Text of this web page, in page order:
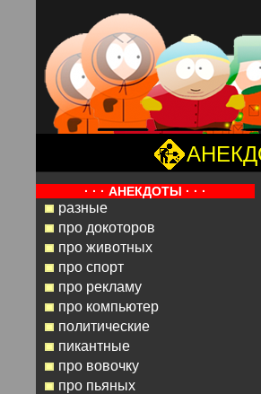
· · · АНЕКДОТЫ · · ·
разные
про докоторов
про животных
про спорт
про рекламу
про компьютер
политические
пикантные
про вовочку
про пьяных